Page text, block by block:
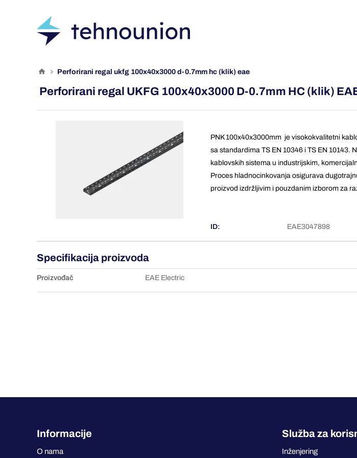
perforirani regal ukfg 100x40x3000 d-0.7mm hc (klik) eae
Perforirani regal UKFG 100x40x3000 D-0.7mm HC (klik)
PNK 100x40x3000mm je visokokvalitetni
sa standardima TS EN 10346 i TS EN 10143.
kablovskih sistema u industrijskim,
Proces hladnocinkovanja osigurava
proizvod izdržljivim i pouzdanim izborom za
ID: EAE3047898
Specifikacija proizvoda
Proizvođač EAE Electric
Informacije
O nama
Služba za
Inženjering